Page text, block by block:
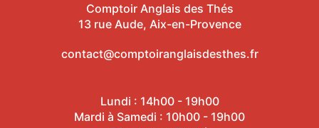
Comptoir Anglais des Thés
13 rue Aude, Aix-en-Provence
contact@comptoiranglaisdesthes.fr
Lundi : 14h00 - 19h00
Mardi à Samedi : 10h00 - 19h00